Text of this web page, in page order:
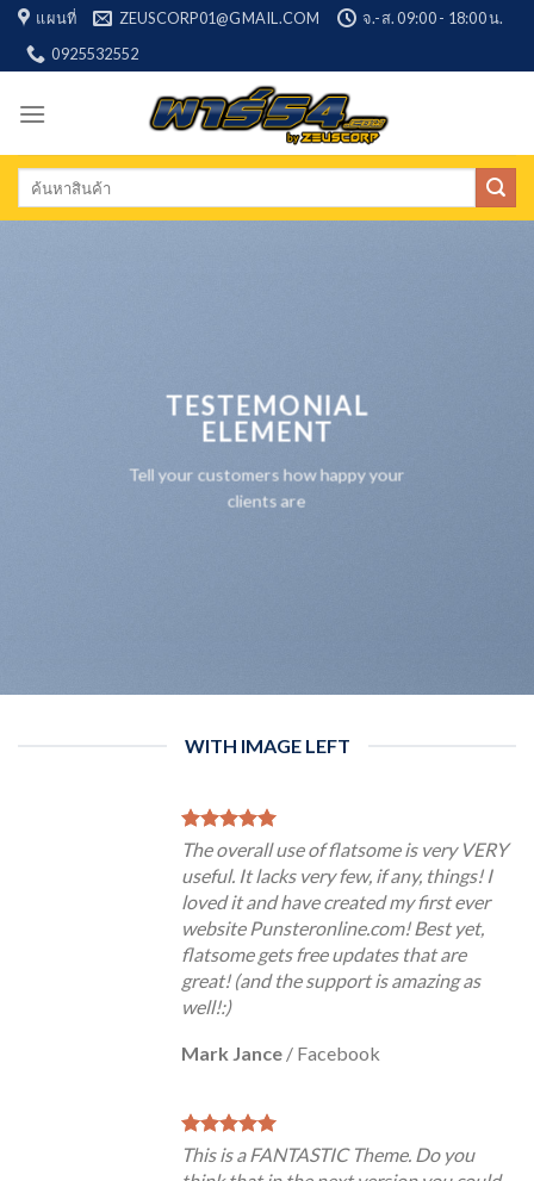
Skip
content
แผนที่ ZEUSCORP01@GMAIL.COM
จ.-ส. 09:00 - 18:00 น.
0925532552
Search
TESTEMONIAL
ELEMENT
Tell your customers how happy your
clients are
WITH IMAGE LEFT
The overall use of flatsome is very VERY
useful. It lacks very few, if any, things! I
loved it and have created my first ever
website Punsteronline.com! Best yet,
flatsome gets free updates that are
great! (and the support is amazing as
well!:)
Mark Jance / Facebook
This is a FANTASTIC Theme. Do you